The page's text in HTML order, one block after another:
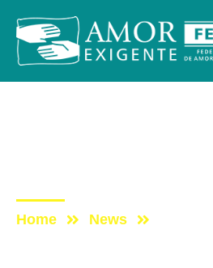
Home News